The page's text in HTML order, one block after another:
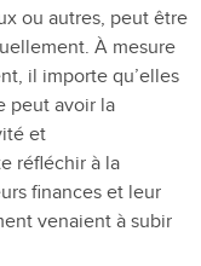
ou autres, peut être
À mesure
il importe qu’elles
peut avoir la
et
réfléchir à la
finances et leur
venaient à subir